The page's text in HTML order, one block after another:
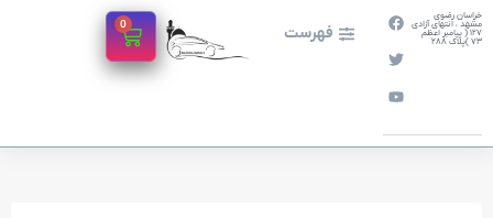
خراسان رضوی
مشهد ، انتهای آزادی
127 ( پیامبر اعظم
73 )پلاک 288
فهرست 0